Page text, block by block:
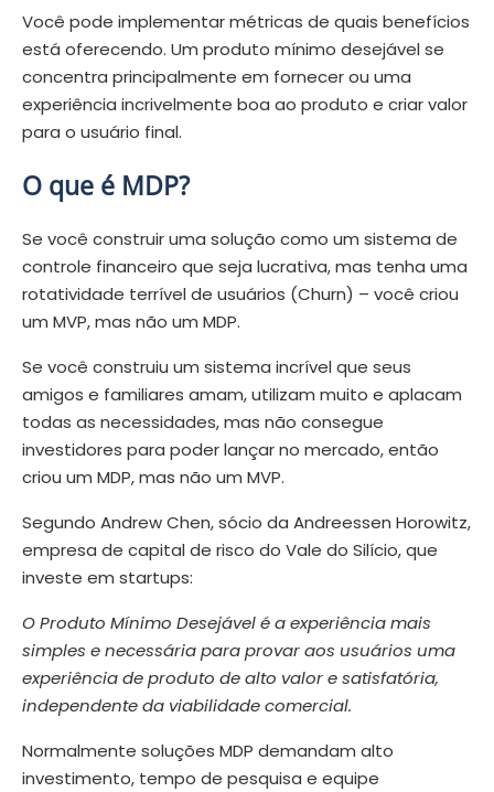
Você pode implementar métricas de quais benefícios
está oferecendo. Um produto mínimo desejável se
concentra principalmente em fornecer ou uma
experiência incrivelmente boa ao produto e criar valor
para o usuário final.
O que é MDP?
Se você construir uma solução como um sistema de
controle financeiro que seja lucrativa, mas tenha uma
rotatividade terrível de usuários (Churn) – você criou
um MVP, mas não um MDP.
Se você construiu um sistema incrível que seus
amigos e familiares amam, utilizam muito e aplacam
todas as necessidades, mas não consegue
investidores para poder lançar no mercado, então
criou um MDP, mas não um MVP.
Segundo Andrew Chen, sócio da Andreessen Horowitz,
empresa de capital de risco do Vale do Silício, que
investe em startups:
O Produto Mínimo Desejável é a experiência mais
simples e necessária para provar aos usuários uma
experiência de produto de alto valor e satisfatória,
independente da viabilidade comercial.
Normalmente soluções MDP demandam alto
investimento, tempo de pesquisa e equipe